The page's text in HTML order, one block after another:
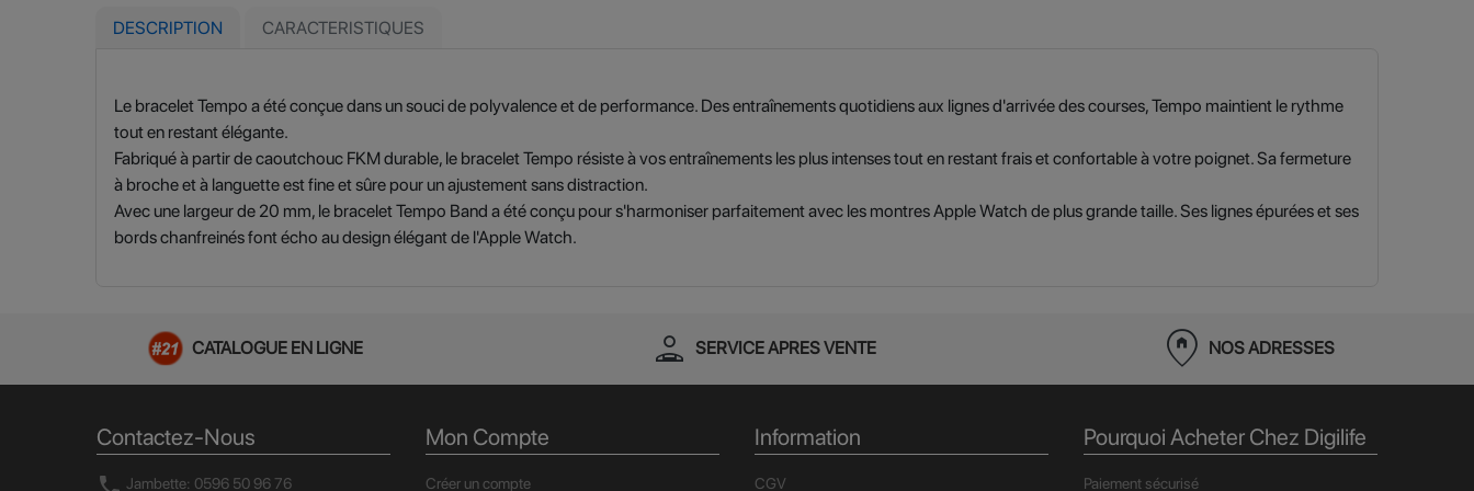
DESCRIPTION CARACTERISTIQUES
Le bracelet Tempo a été conçue dans un souci de polyvalence et de performance. Des entraînements quotidiens aux lignes d'arrivée des courses, Tempo maintient le rythme
tout en restant élégante.
Fabriqué à partir de caoutchouc FKM durable, le bracelet Tempo résiste à vos entraînements les plus intenses tout en restant frais et confortable à votre poignet. Sa fermeture
à broche et à languette est fine et sûre pour un ajustement sans distraction.
Avec une largeur de 20 mm, le bracelet Tempo Band a été conçu pour s'harmoniser parfaitement avec les montres Apple Watch de plus grande taille. Ses lignes épurées et ses
bords chanfreinés font écho au design élégant de l'Apple Watch.
CATALOGUE EN LIGNE person_apron SERVICE APRES VENTE home_pin NOS ADRESSES
Contactez-Nous
call Jambette: 0596 50 96 76
Mon Compte
Créer un compte
Information
CGV
Pourquoi Acheter Chez Digilife
Paiement sécurisé